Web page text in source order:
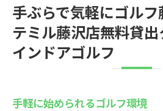
手ぶらで気軽にゴル
テミル藤沢店無料貸
インドアゴルフ
手軽に始められるゴルフ環境